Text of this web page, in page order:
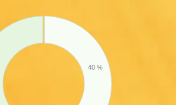
40 %